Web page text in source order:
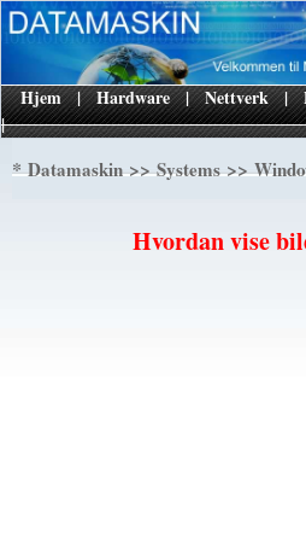
|
Hjem | Hardware | Nettverk |
*Datamaskin>>Systems>>
Hvordan vise